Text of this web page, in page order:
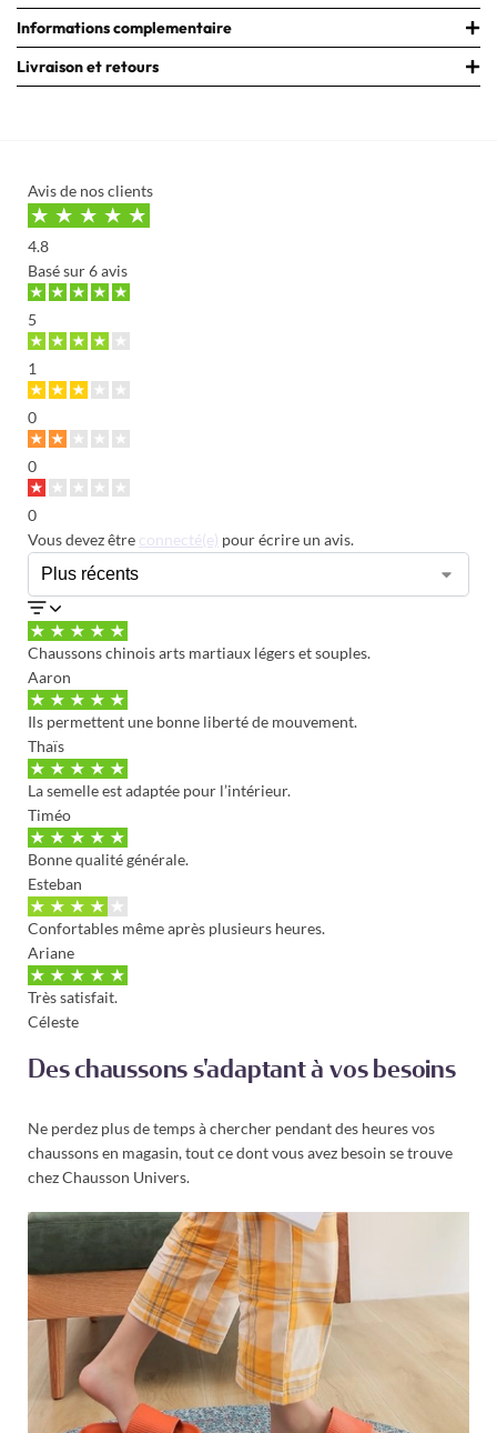
Informations complementaire
Livraison et retours
Avis de nos clients
4.8
Basé sur6 avis
5
1
0
0
0
Vous devez être connecté(e) pour écrire un avis.
Chaussons chinois arts martiaux légers et souples.
Aaron
Ils permettent une bonne liberté de mouvement.
Thaïs
La semelle est adaptée pour l’intérieur.
Timéo
Bonne qualité générale.
Esteban
Confortables même après plusieurs heures.
Ariane
Très satisfait.
Céleste
Des chaussons s'adaptant à vos besoins
Ne perdez plus de temps à chercher pendant des heures vos
chaussons en magasin, tout ce dont vous avez besoin se trouve
chez Chausson Univers.